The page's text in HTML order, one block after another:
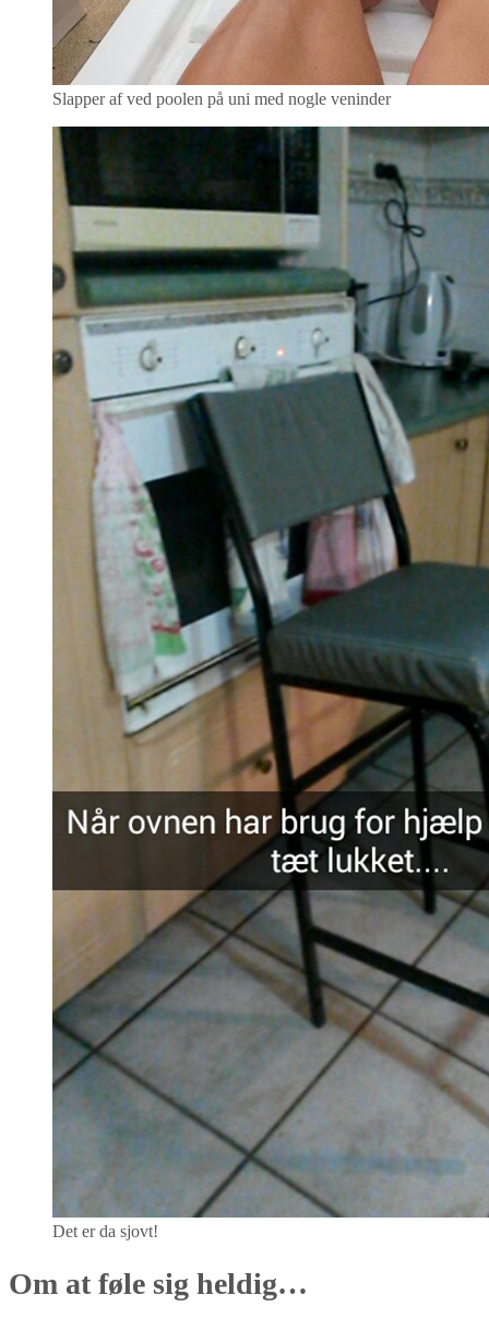
Slapper af ved poolen på uni med nogle veninder
Det er da sjovt!
Om at føle sig heldig…